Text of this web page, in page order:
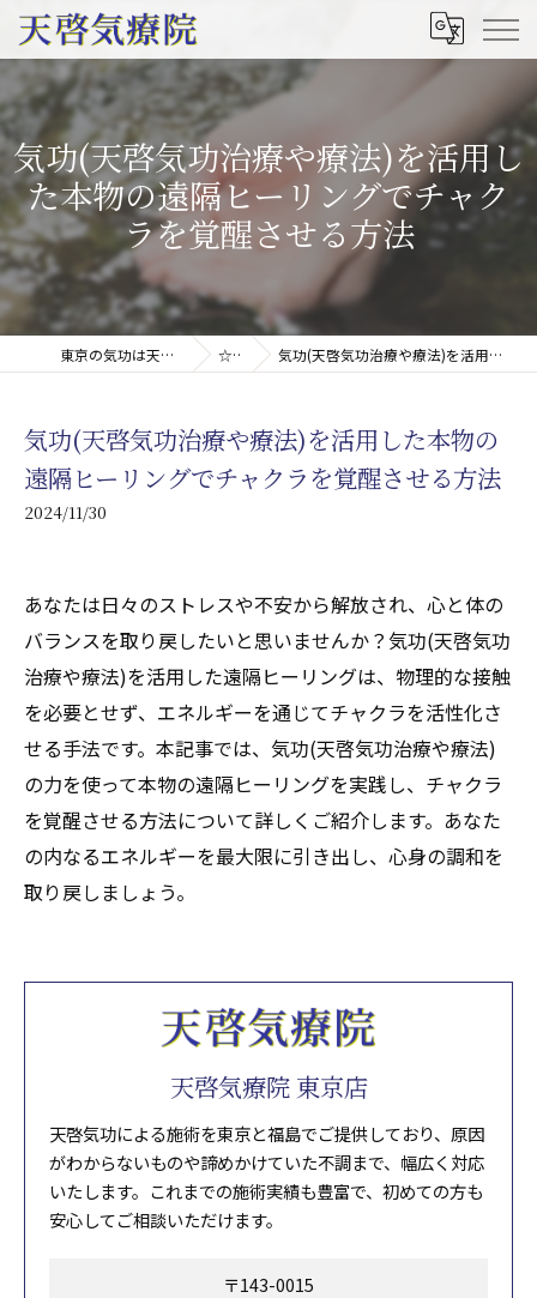
気功(天啓気功治療や療法)を活用し
た本物の遠隔ヒーリングでチャク
ラを覚醒させる方法
東京の気功は天啓気療院(天啓気功療法治療院) ☆コラム 気功(天啓気功治療や療法)を活用した本物の遠隔ヒーリングでチャクラを覚醒させる方法
気功(天啓気功治療や療法)を活用した本物の
遠隔ヒーリングでチャクラを覚醒させる方法
2024/11/30
あなたは日々のストレスや不安から解放され、心と体の
バランスを取り戻したいと思いませんか？気功(天啓気功
治療や療法)を活用した遠隔ヒーリングは、物理的な接触
を必要とせず、エネルギーを通じてチャクラを活性化さ
せる手法です。本記事では、気功(天啓気功治療や療法)
の力を使って本物の遠隔ヒーリングを実践し、チャクラ
を覚醒させる方法について詳しくご紹介します。あなた
の内なるエネルギーを最大限に引き出し、心身の調和を
取り戻しましょう。
天啓気療院 東京店
天啓気功による施術を東京と福島でご提供しており、原因
がわからないものや諦めかけていた不調まで、幅広く対応
いたします。これまでの施術実績も豊富で、初めての方も
安心してご相談いただけます。
〒143-0015